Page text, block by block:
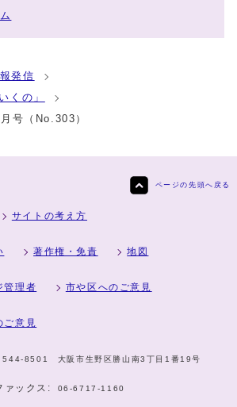
発信
くの」
号（No.303）
ページの先頭へ戻る
サイトの考え方
著作権・免責 地図
管理者 市や区へのご意見
ご意見
544-8501 大阪市生野区勝山南3丁目1番19号
ァックス: 06-6717-1160